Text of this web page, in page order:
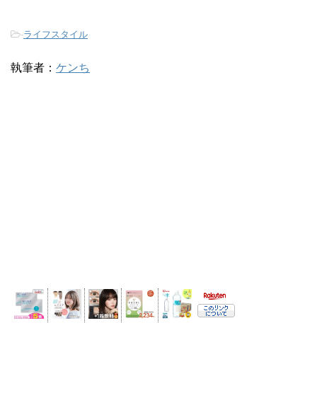
-ライフスタイル
執筆者： ケンち